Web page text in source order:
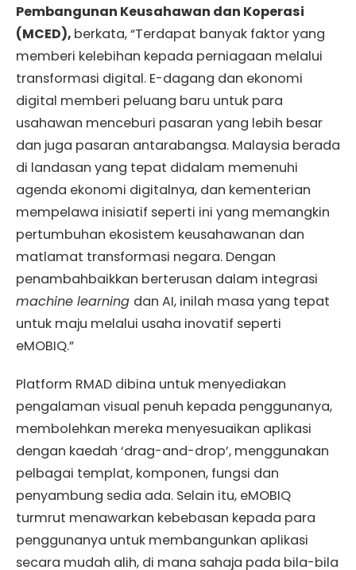
Pembangunan Keusahawan dan Koperasi
(MCED), berkata, “Terdapat banyak faktor yang
memberi kelebihan kepada perniagaan melalui
transformasi digital. E-dagang dan ekonomi
digital memberi peluang baru untuk para
usahawan menceburi pasaran yang lebih besar
dan juga pasaran antarabangsa. Malaysia berada
di landasan yang tepat didalam memenuhi
agenda ekonomi digitalnya, dan kementerian
mempelawa inisiatif seperti ini yang memangkin
pertumbuhan ekosistem keusahawanan dan
matlamat transformasi negara. Dengan
penambahbaikkan berterusan dalam integrasi
machine learning dan AI, inilah masa yang tepat
untuk maju melalui usaha inovatif seperti
eMOBIQ.”
Platform RMAD dibina untuk menyediakan
pengalaman visual penuh kepada penggunanya,
membolehkan mereka menyesuaikan aplikasi
dengan kaedah ‘drag-and-drop’, menggunakan
pelbagai templat, komponen, fungsi dan
penyambung sedia ada. Selain itu, eMOBIQ
turmrut menawarkan kebebasan kepada para
penggunanya untuk membangunkan aplikasi
secara mudah alih, di mana sahaja pada bila-bila